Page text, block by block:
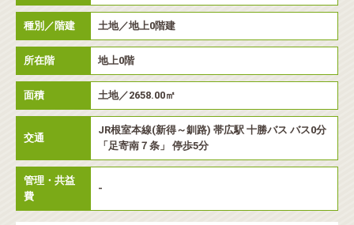
種別／階建 土地／地上0階建
所在階 地上0階
面積 土地／2658.00㎡
交通
JR根室本線(新得～釧路) 帯広駅 十勝バス バス0分
「足寄南７条」 停歩5分
管理・共益
費
-